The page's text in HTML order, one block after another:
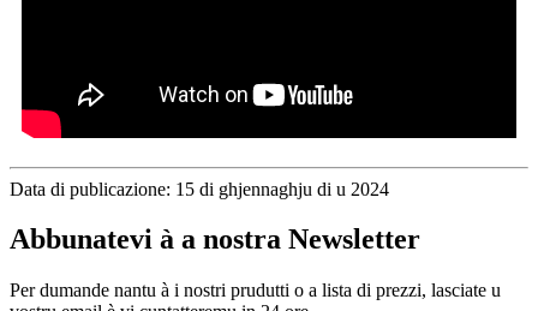
Data di publicazione: 15 di ghjennaghju di u 2024
Abbunatevi à a nostra Newsletter
Per dumande nantu à i nostri prudutti o a lista di prezzi, lasciate u